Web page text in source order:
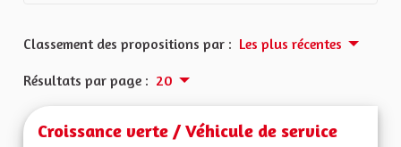
Classement des propositions par : Les plus récentes
Résultats par page : 20
Croissance verte / Véhicule de service